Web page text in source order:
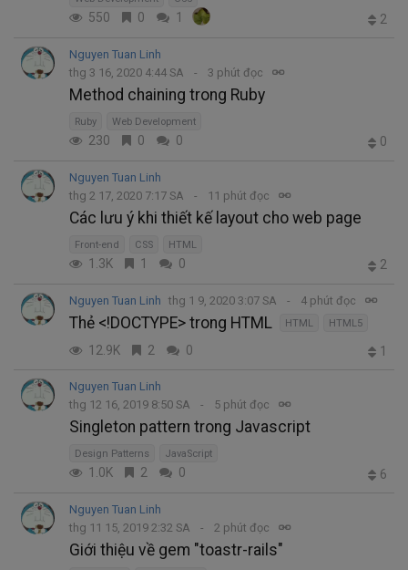
550 0 1 2
Nguyen Tuan Linh
thg 3 16, 2020 4:44 SA
3 phút đọc
Method chaining trong Ruby
Ruby Web Development
230 0 0 0
Nguyen Tuan Linh
thg 2 17, 2020 7:17 SA
11 phút đọc
Các lưu ý khi thiết kế layout cho web page
Front-end CSS HTML
1.3K 1 0 2
Nguyen Tuan Linh thg 1 9, 2020 3:07 SA 4 phút đọc
Thẻ <!DOCTYPE> trong HTML HTML HTML5
12.9K 2 0 1
Nguyen Tuan Linh
thg 12 16, 2019 8:50 SA
5 phút đọc
Singleton pattern trong Javascript
Design Patterns JavaScript
1.0K 2 0 6
Nguyen Tuan Linh
thg 11 15, 2019 2:32 SA
2 phút đọc
Giới thiệu về gem "toastr-rails"